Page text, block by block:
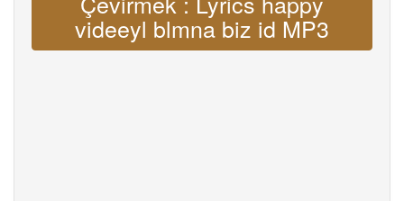
videeyl blmna biz id MP3